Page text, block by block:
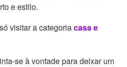
e estilo.
visitar a categoriacasa e
se à vontade para deixar um